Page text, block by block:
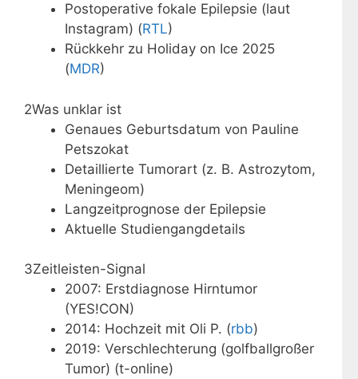
Postoperative fokale Epilepsie (laut
Instagram) (RTL)
Rückkehr zu Holiday on Ice 2025
(MDR)
2Was unklar ist
Genaues Geburtsdatum von Pauline
Petszokat
Detaillierte Tumorart (z. B. Astrozytom,
Meningeom)
Langzeitprognose der Epilepsie
Aktuelle Studiengangdetails
3Zeitleisten-Signal
2007: Erstdiagnose Hirntumor
(YES!CON)
2014: Hochzeit mit Oli P. (rbb)
2019: Verschlechterung (golfballgroßer
Tumor) (t-online)